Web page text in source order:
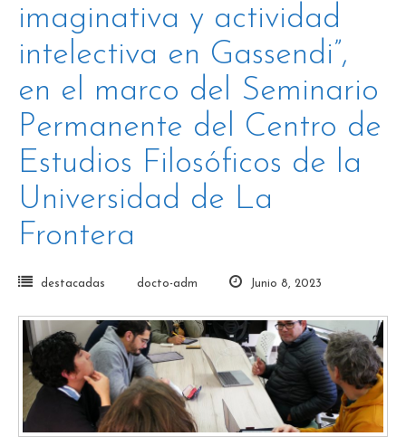
imaginativa y actividad
intelectiva en Gassendi”,
en el marco del Seminario
Permanente del Centro de
Estudios Filosóficos de la
Universidad de La
Frontera
destacadas docto-adm Junio 8, 2023